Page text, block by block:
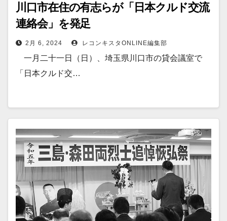
川口市在住の有志らが「日本クルド交流
連絡会」を発足
2月 6, 2024 レコンキスタONLINE編集部
一月二十一日（日）、埼玉県川口市の貸会議室で
「日本クルド交…